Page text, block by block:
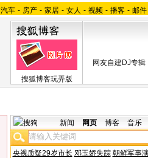
汽车 - 房产 - 家居 - 女人 - 视频 - 播客 - 邮件
搜狐博客玩弄版
网友自建DJ专辑
新闻 网页 博客 音乐
央视质疑29岁市长 邓玉娇失踪 朝鲜军事